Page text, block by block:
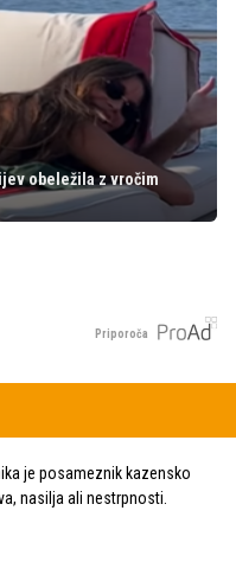
obeležila z vročim
Priporoča
je posameznik kazensko
nasilja ali nestrpnosti.